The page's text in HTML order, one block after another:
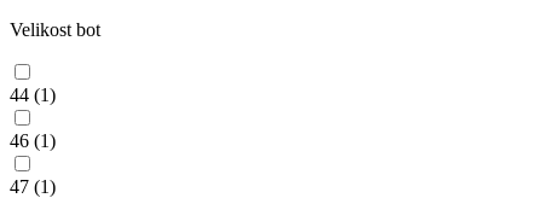
Velikost bot
44 (1)
46 (1)
47 (1)